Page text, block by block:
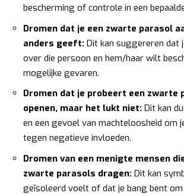
bescherming of controle in een
Dromen dat je een zwarte parasol
anders geeft: Dit kan suggereren dat
over die persoon en hem/haar wilt
mogelijke gevaren.
Dromen dat je probeert een zwarte
openen, maar het lukt niet: Dit kan
en een gevoel van machteloosheid om
tegen negatieve invloeden.
Dromen van een menigte mensen
zwarte parasols dragen: Dit kan
geïsoleerd voelt of dat je bang bent